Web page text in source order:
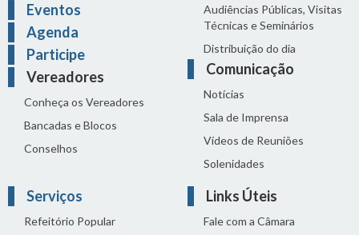
Eventos
Agenda
Participe
Vereadores
Conheça os Vereadores
Bancadas e Blocos
Conselhos
Audiências Públicas, Visitas
Técnicas e Seminários
Distribuição do dia
Comunicação
Notícias
Sala de Imprensa
Vídeos de Reuniões
Solenidades
Serviços
Refeitório Popular
Links Úteis
Fale com a Câmara